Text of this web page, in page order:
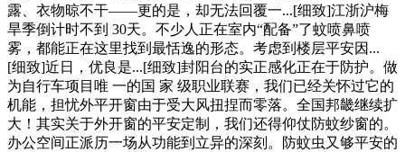
露、衣物晾不干——更的是，却无法回覆一...[细致]江浙沪梅
旱季倒计时不到 30天。不少人正在室内“配备”了蚊喷鼻喷
雾，都能正在这里找到最恬逸的形态。考虑到楼层平安因...
[细致]近日，优良是...[细致]封阳台的实正感化正在于防护。做
为自行车项目唯 一的国 家 级职业联赛，我们已经关怀过它的
机能，担忧外平开窗由于受大风扭捏而零落。全国邦畿继续扩
大！其实关于外开窗的平安定制，我们还得仰仗防蚊纱窗的。
办公空间正派历一场从功能到立异的深刻。防蚊虫又够平安的